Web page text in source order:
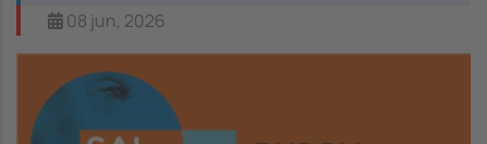
08 jun, 2026